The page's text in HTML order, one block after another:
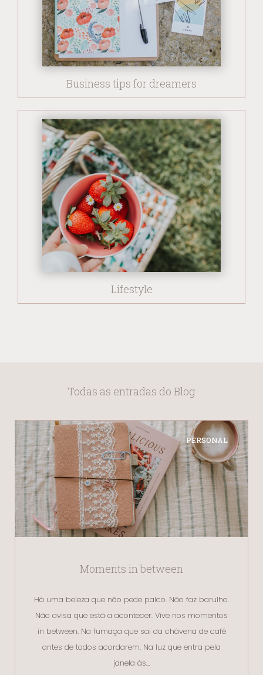
Business tips for dreamers
Lifestyle
Todas as entradas do Blog
PERSONAL
Moments in between
Há uma beleza que não pede palco. Não faz barulho.
Não avisa que está a acontecer. Vive nos momentos
in between. Na fumaça que sai da chávena de café
antes de todos acordarem. Na luz que entra pela
janela às…